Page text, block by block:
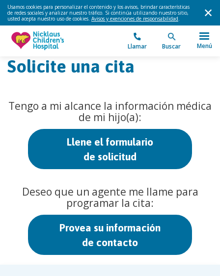
Usamos cookies para personalizar el contenido y los avisos, brindar características
de redes sociales y analizar nuestro tráfico. Si continúa utilizando nuestro sitio,
usted acepta nuestro uso de cookies. Avisos y exenciones de responsabilidad.
Llamar Buscar Menú
Solicite una cita
Tengo a mi alcance la información médica
de mi hijo(a):
Llene el formulario
de solicitud
Deseo que un agente me llame para
programar la cita:
Provea su información
de contacto